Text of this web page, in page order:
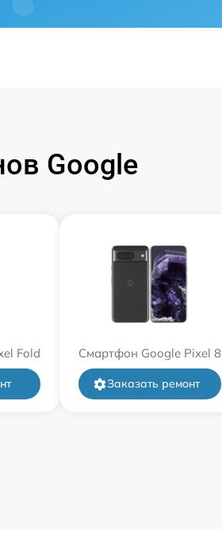
Google
Fold Смартфон Google Pixel 8
Заказать ремонт